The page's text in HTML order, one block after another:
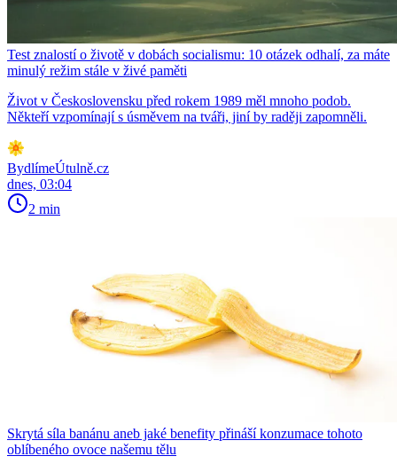
Test znalostí o životě v dobách socialismu: 10 otázek odhalí, za máte
minulý režim stále v živé paměti
Život v Československu před rokem 1989 měl mnoho podob.
Někteří vzpomínají s úsměvem na tváři, jiní by raději zapomněli.
BydlímeÚtulně.cz
dnes, 03:04
2 min
Skrytá síla banánu aneb jaké benefity přináší konzumace tohoto
oblíbeného ovoce našemu tělu